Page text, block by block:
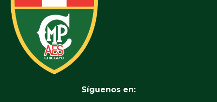
Síguenos en: